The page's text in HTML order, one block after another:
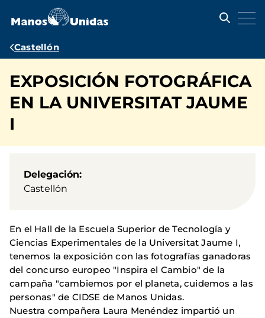
contenido
Ruta
navegación
Castellón
EXPOSICIÓN FOTOGRÁFICA
EN LA UNIVERSITAT JAUME
I
Delegación
Castellón
En el Hall de la Escuela Superior de Tecnología y
Ciencias Experimentales de la Universitat Jaume I,
tenemos la exposición con las fotografías ganadoras
del concurso europeo "Inspira el Cambio" de la
campaña "cambiemos por el planeta, cuidemos a las
personas" de CIDSE de Manos Unidas.
Nuestra compañera Laura Menéndez impartió un